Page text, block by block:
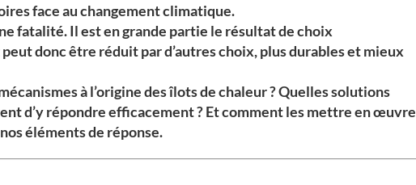
face au changement climatique.
fatalité. Il est en grande partie le résultat de choix
peut donc être réduit par d’autres choix, plus durables et mieux
à l’origine des îlots de chaleur ? Quelles solutions
d’y répondre efficacement ? Et comment les mettre en œuvre
éléments de réponse.